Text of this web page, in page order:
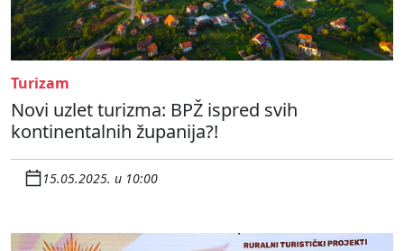
Turizam
Novi uzlet turizma: BPŽ ispred svih
kontinentalnih županija?!
15.05.2025. u 10:00